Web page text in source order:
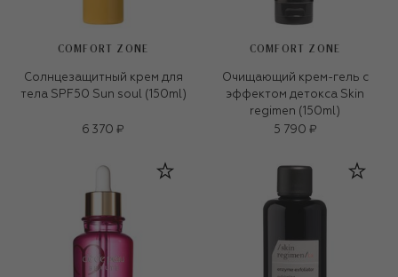
COMFORT ZONE
Солнцезащитный крем для
тела SPF50 Sun soul (150ml)
6 370 ₽
COMFORT ZONE
Очищающий крем-гель с
эффектом детокса Skin
regimen (150ml)
5 790 ₽